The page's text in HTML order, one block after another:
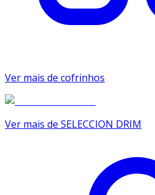
Ver mais de cofrinhos
Ver mais de SELECCION DRIM